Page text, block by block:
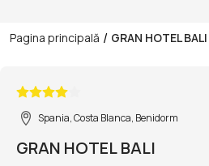
Pagina principală / GRAN HOTEL BALI
Spania, Costa Blanca, Benidorm
GRAN HOTEL BALI